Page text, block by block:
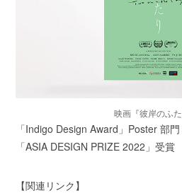
映画『彼岸のふ
「Indigo Design Award」Poster 部
「ASIA DESIGN PRIZE 2022」受賞
【関連リンク】